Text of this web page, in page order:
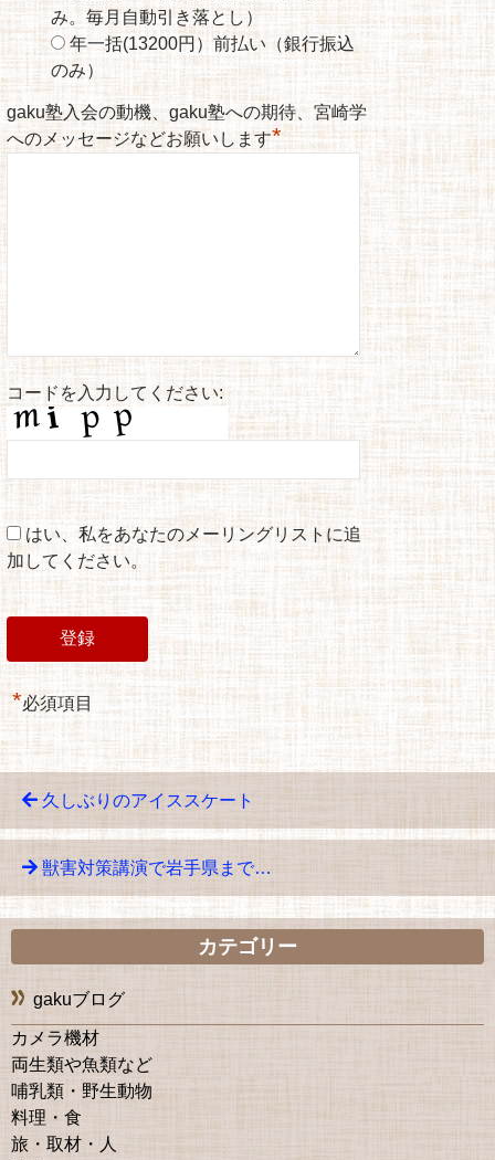
み。毎月自動引き落とし）
年一括(13200円）前払い（銀行振込
のみ）
gaku塾入会の動機、gaku塾への期待、宮崎学
へのメッセージなどお願いします*
コードを入力してください:
はい、私をあなたのメーリングリストに追
加してください。
*必須項目
久しぶりのアイススケート
獣害対策講演で岩手県まで…
カテゴリー
gakuブログ
カメラ機材
両生類や魚類など
哺乳類・野生動物
料理・食
旅・取材・人